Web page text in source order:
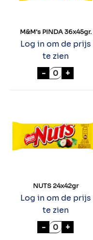
M&M’s PINDA 36x45gr.
Log in om de prijs
te zien
- M&M's
+
NUTS 24x42gr
Log in om de prijs
te zien
- NUTS
+